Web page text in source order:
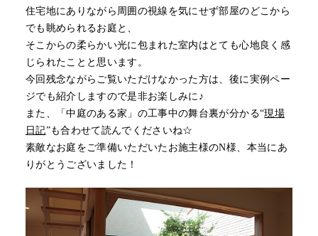
住宅地にありながら周囲の視線を気にせず部屋のどこから
でも眺められるお庭と、
そこからの柔らかい光に包まれた室内はとても心地良く感
じられたことと思います。
今回残念ながらご覧いただけなかった方は、後に実例ペー
ジでも紹介しますので是非お楽しみに♪
また、「中庭のある家」の工事中の舞台裏が分かる“現場
日記”も合わせて読んでくださいね☆
素敵なお庭をご準備いただいたお施主様のN様、本当にあ
りがとうございました！